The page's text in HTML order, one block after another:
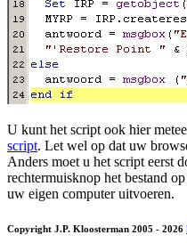
U kunt het script ook hier
script. Let wel op dat uw
Anders moet u het script eerst
rechtermuisknop het bestand
uw eigen computer uitvoeren.
Copyright J.P. Kloosterman 2005 - 2026